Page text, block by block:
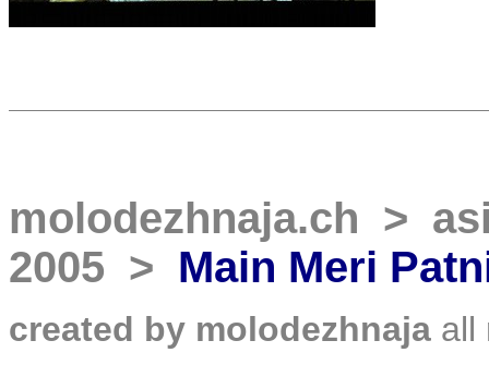
molodezhnaja.ch >
2005 > Main Meri
created by molodezhnaja all